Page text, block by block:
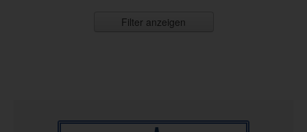
Filter anzeigen